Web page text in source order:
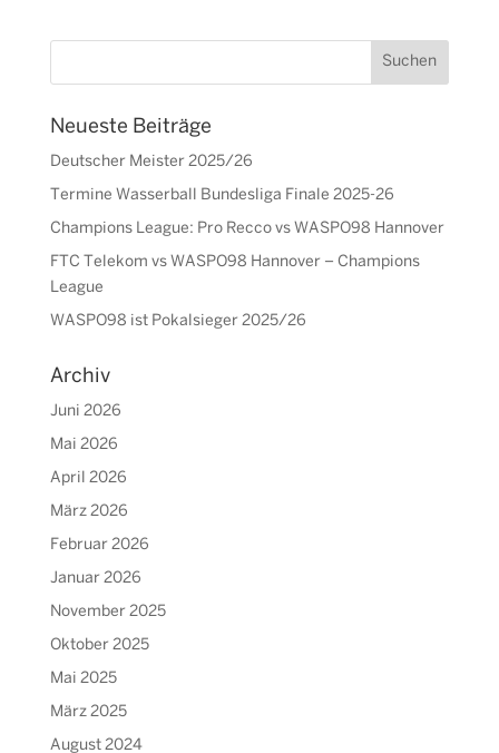
Neueste Beiträge
Deutscher Meister 2025/26
Termine Wasserball Bundesliga Finale 2025-26
Champions League: Pro Recco vs WASPO98 Hannover
FTC Telekom vs WASPO98 Hannover – Champions
League
WASPO98 ist Pokalsieger 2025/26
Archiv
Juni 2026
Mai 2026
April 2026
März 2026
Februar 2026
Januar 2026
November 2025
Oktober 2025
Mai 2025
März 2025
August 2024